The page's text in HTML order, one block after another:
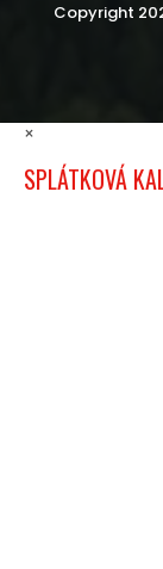
Copyright
×
SPLÁTKOVÁ